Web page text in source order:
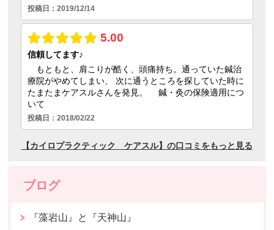
ブログ
『藻岩山』と『天神山』